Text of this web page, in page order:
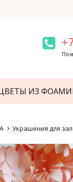
ИЗ
Украшения для